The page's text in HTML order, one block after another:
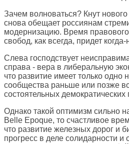
Зачем волноваться? Кнут
снова обещает россиянам
модернизацию. Время
свобод, как всегда, придет
Слева господствует
справа - вера в либеральную
что развитие имеет только одно
сообщества раньше или позже
состоятельных демократических
Однако такой оптимизм сильно
Belle Epoque, то счастливое
что развитие железных дорог и
прогресс в деле солидарности и